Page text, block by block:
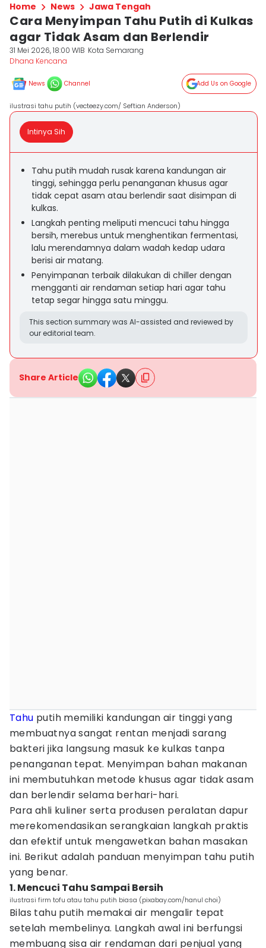
Home News Jawa Tengah
Cara Menyimpan Tahu Putih di Kulkas
agar Tidak Asam dan Berlendir
31 Mei 2026, 18:00 WIB Kota Semarang
Dhana Kencana
News Channel Add Us on Google
ilustrasi tahu putih (vecteezy.com/ Seftian Anderson)
Intinya Sih
Tahu putih mudah rusak karena kandungan air
tinggi, sehingga perlu penanganan khusus agar
tidak cepat asam atau berlendir saat disimpan di
kulkas.
Langkah penting meliputi mencuci tahu hingga
bersih, merebus untuk menghentikan fermentasi,
lalu merendamnya dalam wadah kedap udara
berisi air matang.
Penyimpanan terbaik dilakukan di chiller dengan
mengganti air rendaman setiap hari agar tahu
tetap segar hingga satu minggu.
This section summary was AI-assisted and reviewed by
our editorial team.
Share Article
Tahu putih memiliki kandungan air tinggi yang
membuatnya sangat rentan menjadi sarang
bakteri jika langsung masuk ke kulkas tanpa
penanganan tepat. Menyimpan bahan makanan
ini membutuhkan metode khusus agar tidak asam
dan berlendir selama berhari-hari.
Para ahli kuliner serta produsen peralatan dapur
merekomendasikan serangkaian langkah praktis
dan efektif untuk mengawetkan bahan masakan
ini. Berikut adalah panduan menyimpan tahu putih
yang benar.
1. Mencuci Tahu Sampai Bersih
ilustrasi firm tofu atau tahu putih biasa (pixabay.com/hanul choi)
Bilas tahu putih memakai air mengalir tepat
setelah membelinya. Langkah awal ini berfungsi
membuang sisa air rendaman dari penjual yang